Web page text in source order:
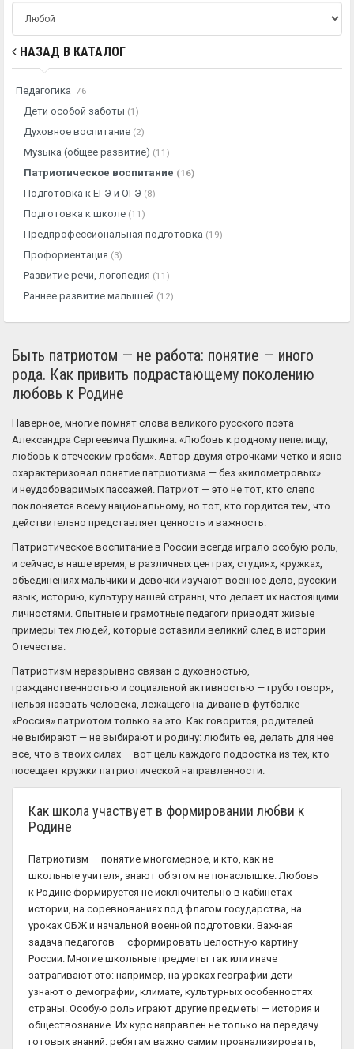
НАЗАД В КАТАЛОГ
Педагогика 76
Дети особой заботы (1)
Духовное воспитание (2)
Музыка (общее развитие) (11)
Патриотическое воспитание (16)
Подготовка к ЕГЭ и ОГЭ (8)
Подготовка к школе (11)
Предпрофессиональная подготовка (19)
Профориентация (3)
Развитие речи, логопедия (11)
Раннее развитие малышей (12)
Быть патриотом — не работа: понятие — иного
рода. Как привить подрастающему поколению
любовь к Родине
Наверное, многие помнят слова великого русского поэта
Александра Сергеевича Пушкина: «Любовь к родному пепелищу,
любовь к отеческим гробам». Автор двумя строчками четко и ясно
охарактеризовал понятие патриотизма — без «километровых»
и неудобоваримых пассажей. Патриот — это не тот, кто слепо
поклоняется всему национальному, но тот, кто гордится тем, что
действительно представляет ценность и важность.
Патриотическое воспитание в России всегда играло особую роль,
и сейчас, в наше время, в различных центрах, студиях, кружках,
объединениях мальчики и девочки изучают военное дело, русский
язык, историю, культуру нашей страны, что делает их настоящими
личностями. Опытные и грамотные педагоги приводят живые
примеры тех людей, которые оставили великий след в истории
Отечества.
Патриотизм неразрывно связан с духовностью,
гражданственностью и социальной активностью — грубо говоря,
нельзя назвать человека, лежащего на диване в футболке
«Россия» патриотом только за это. Как говорится, родителей
не выбирают — не выбирают и родину: любить ее, делать для нее
все, что в твоих силах — вот цель каждого подростка из тех, кто
посещает кружки патриотической направленности.
Как школа участвует в формировании любви к
Родине
Патриотизм — понятие многомерное, и кто, как не
школьные учителя, знают об этом не понаслышке. Любовь
к Родине формируется не исключительно в кабинетах
истории, на соревнованиях под флагом государства, на
уроках ОБЖ и начальной военной подготовки. Важная
задача педагогов — сформировать целостную картину
России. Многие школьные предметы так или иначе
затрагивают это: например, на уроках географии дети
узнают о демографии, климате, культурных особенностях
страны. Особую роль играют другие предметы — история и
обществознание. Их курс направлен не только на передачу
готовых знаний: ребятам важно самим проанализировать,